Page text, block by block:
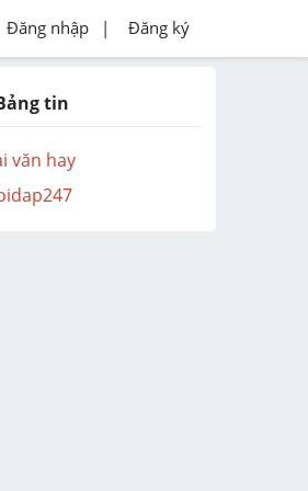
Đăng nhập | Đăng ký
tin
văn hay